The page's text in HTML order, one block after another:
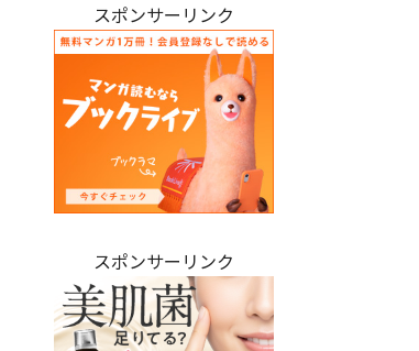
スポンサーリンク
スポンサーリンク